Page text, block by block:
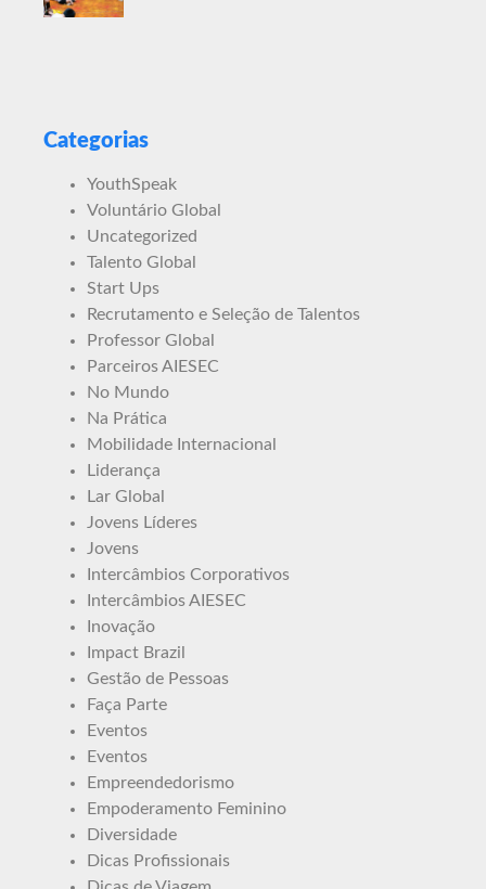
Categorias
YouthSpeak
Voluntário Global
Uncategorized
Talento Global
Start Ups
Recrutamento e Seleção de Talentos
Professor Global
Parceiros AIESEC
No Mundo
Na Prática
Mobilidade Internacional
Liderança
Lar Global
Jovens Líderes
Jovens
Intercâmbios Corporativos
Intercâmbios AIESEC
Inovação
Impact Brazil
Gestão de Pessoas
Faça Parte
Eventos
Eventos
Empreendedorismo
Empoderamento Feminino
Diversidade
Dicas Profissionais